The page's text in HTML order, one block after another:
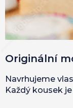
Originální
Navrhujeme
Každý kousek